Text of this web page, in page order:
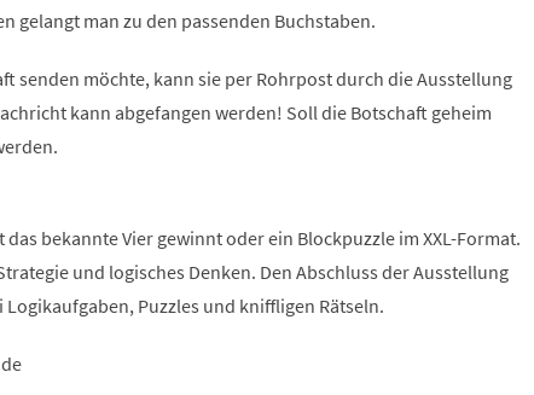
gelangt man zu den passenden Buchstaben.
senden möchte, kann sie per Rohrpost durch die Ausstellung
kann abgefangen werden! Soll die Botschaft geheim
bekannte Vier gewinnt oder ein Blockpuzzle im XXL-Format.
und logisches Denken. Den Abschluss der Ausstellung
Puzzles und kniffligen Rätseln.